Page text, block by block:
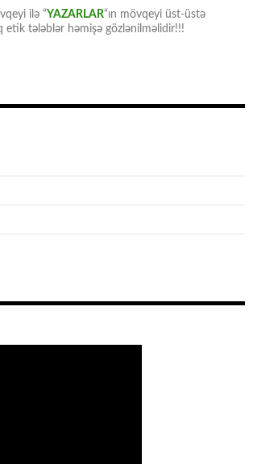
ilə “YAZARLAR“ın mövqeyi üst-üstə
etik tələblər həmişə gözlənilməlidir!!!